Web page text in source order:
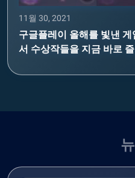
11월 30, 2021
구글플레이 올해를 빛낸 게
서 수상작들을 지금 바로